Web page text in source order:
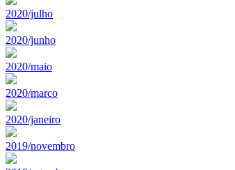
2020/julho
2020/junho
2020/maio
2020/marco
2020/janeiro
2019/novembro